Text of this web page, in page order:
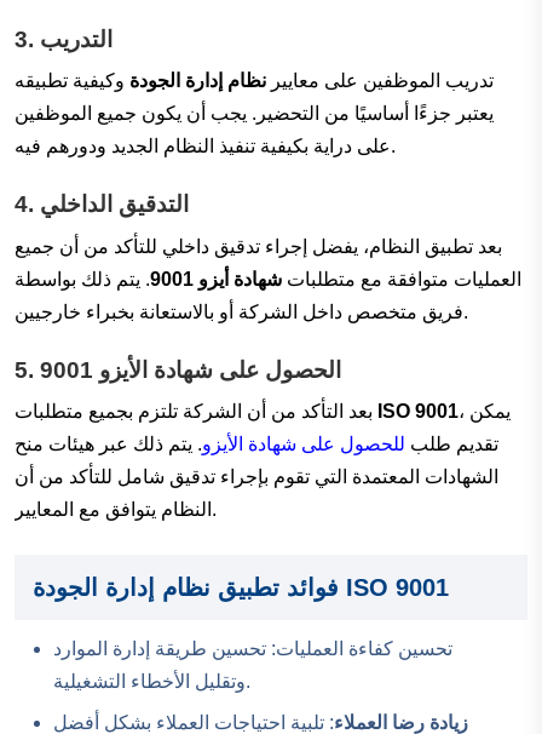
3. التدريب
تدريب الموظفين على معايير نظام إدارة الجودة وكيفية تطبيقه
يعتبر جزءًا أساسيًا من التحضير. يجب أن يكون جميع الموظفين
على دراية بكيفية تنفيذ النظام الجديد ودورهم فيه.
4. التدقيق الداخلي
بعد تطبيق النظام، يفضل إجراء تدقيق داخلي للتأكد من أن جميع
العمليات متوافقة مع متطلبات شهادة أيزو 9001
. يتم ذلك بواسطة
فريق متخصص داخل الشركة أو بالاستعانة بخبراء خارجيين.
5. الحصول على شهادة الأيزو 9001
ISO 9001، يمكن
تقديم طلب للحصول على شهادة الأيزو. يتم ذلك عبر هيئات منح
الشهادات المعتمدة التي تقوم بإجراء تدقيق شامل للتأكد من أن
النظام يتوافق مع المعايير.
فوائد تطبيق نظام إدارة الجودة ISO 9001
تحسين كفاءة العمليات: تحسين طريقة إدارة الموارد
وتقليل الأخطاء التشغيلية.
زيادة رضا العملاء: تلبية احتياجات العملاء بشكل أفضل